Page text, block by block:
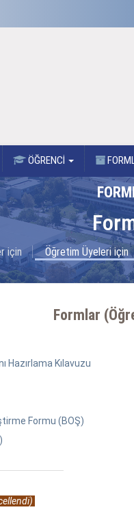
ÖĞRENCİ
için Öğretim Üyeleri için
Formlar
Hazırlama Kılavuzu
Formu (BOŞ)